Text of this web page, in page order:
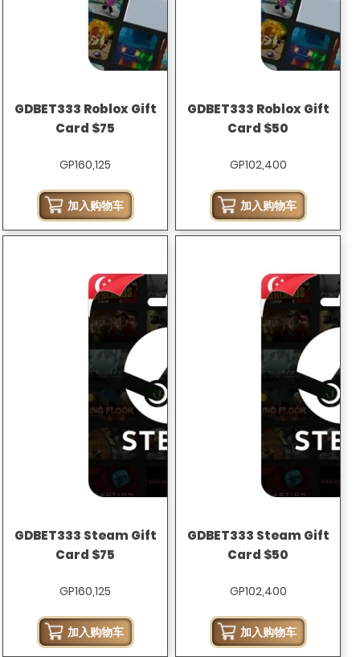
GDBET333 Roblox Gift
Card $75
GP160,125
加入购物车
GDBET333 Roblox Gift
Card $50
GP102,400
加入购物车
GDBET333 Steam Gift
Card $75
GP160,125
加入购物车
GDBET333 Steam Gift
Card $50
GP102,400
加入购物车